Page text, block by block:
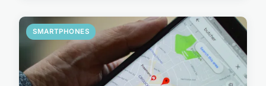
SMARTPHONES